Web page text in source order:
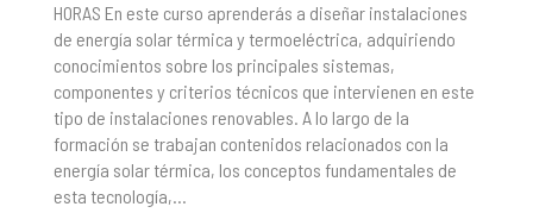
HORAS En este curso aprenderás a diseñar instalaciones
de energía solar térmica y termoeléctrica, adquiriendo
conocimientos sobre los principales sistemas,
componentes y criterios técnicos que intervienen en este
tipo de instalaciones renovables. A lo largo de la
formación se trabajan contenidos relacionados con la
energía solar térmica, los conceptos fundamentales de
esta tecnología,...